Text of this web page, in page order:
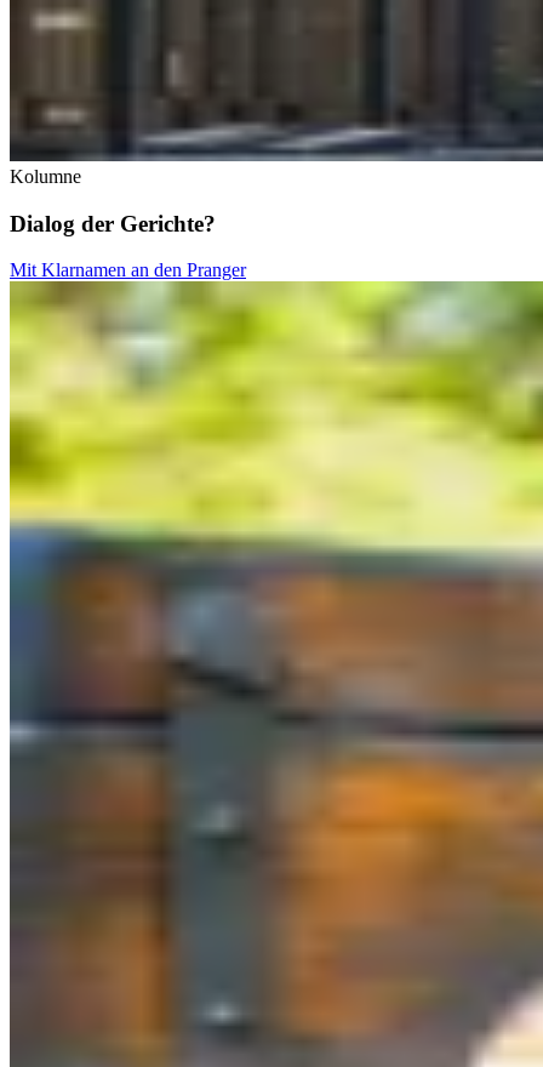
Kolumne
Dialog der Gerichte?
Mit Klarnamen an den Pranger